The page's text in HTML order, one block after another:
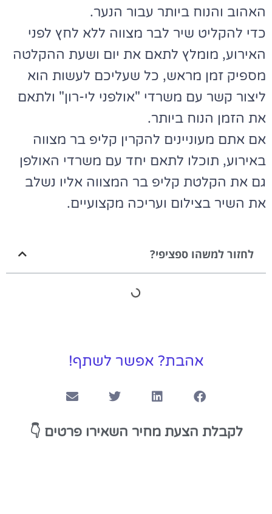
האהוב והנוח ביותר עבור הנער.
כדי להקליט שיר לבר מצווה ללא לחץ לפני
האירוע, מומלץ לתאם את יום ושעת ההקלטה
מספיק זמן מראש, כל שעליכם לעשות הוא
ליצור קשר עם משרדי "אולפני לי-רון" ולתאם
את הזמן הנוח ביותר.
אם אתם מעוניינים להקרין קליפ בר מצווה
באירוע, תוכלו לתאם יחד עם משרדי האולפן
גם את הקלטת קליפ בר המצווה אליו נשלב
את השיר בצילום ועריכה מקצועיים.
לחזור למשהו ספציפי?
אהבת? אפשר לשתף!
לקבלת הצעת מחיר השאירו פרטים 👇